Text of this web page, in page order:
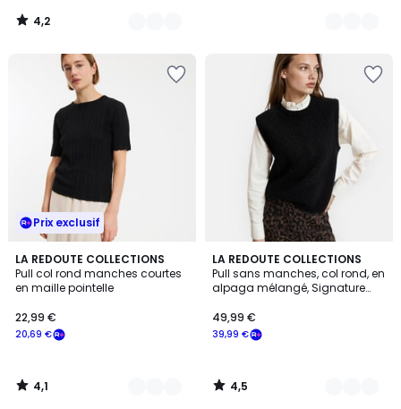
4,2
/
Prix exclusif
LA REDOUTE COLLECTIONS
Pull col rond manches courtes
en maille pointelle
20,69 €
22,99 €
4,1
/ 5
3
Couleurs
4,1
/
LA REDOUTE COLLECTIONS
Pull sans manches, col rond, en
alpaga mélangé, Signature
39,99 €
49,99 €
4,5
/ 5
5
Couleurs
4,5
/